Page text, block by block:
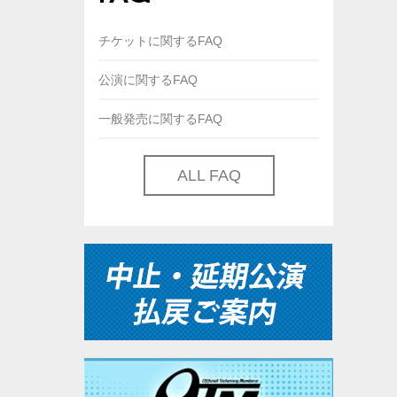
チケットに関するFAQ
公演に関するFAQ
一般発売に関するFAQ
ALL FAQ